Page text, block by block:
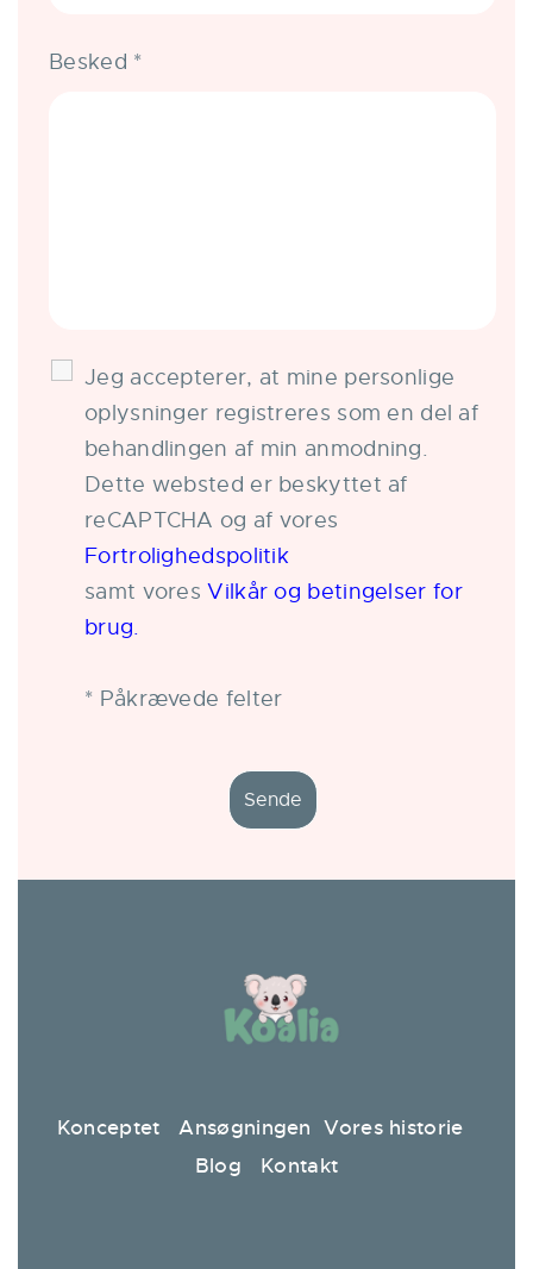
Besked *
Jeg accepterer, at mine personlige
oplysninger registreres som en del af
behandlingen af ​​min anmodning.
Dette websted er beskyttet af
reCAPTCHA og af vores
Fortrolighedspolitik
samt voresVilkår og betingelser for
brug.
* Påkrævede felter
Konceptet Ansøgningen Vores historie
Blog
Kontakt